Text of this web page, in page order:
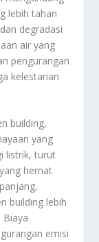
lebih tahan
degradasi
air yang
pengurangan
kelestarian
building,
yang
listrik, turut
hemat
building lebih
Biaya
emisi